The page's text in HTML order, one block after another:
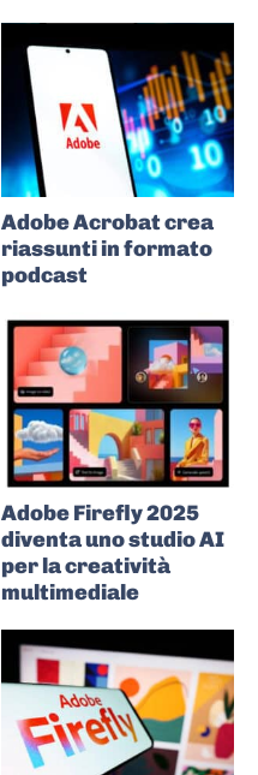
Adobe Acrobat crea
riassunti in formato
podcast
Adobe Firefly 2025
diventa uno studio AI
per la creatività
multimediale